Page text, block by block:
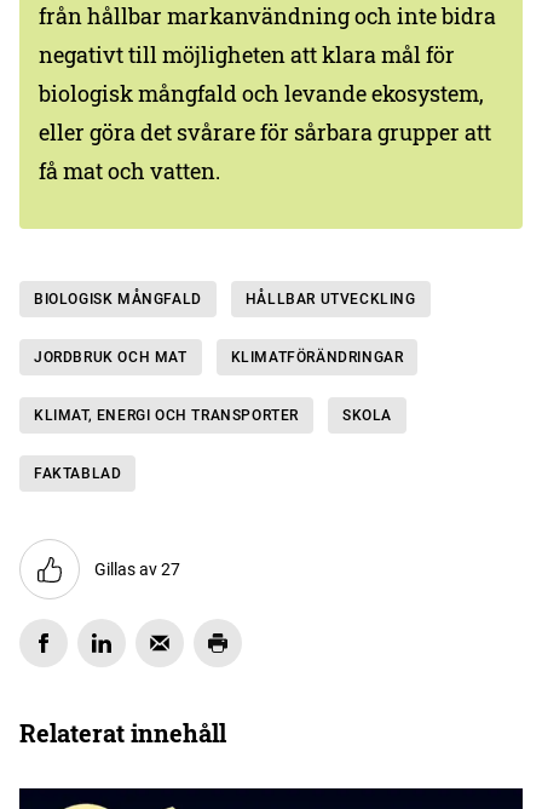
från hållbar markanvändning och inte bidra
negativt till möjligheten att klara mål för
biologisk mångfald och levande ekosystem,
eller göra det svårare för sårbara grupper att
få mat och vatten.
BIOLOGISK MÅNGFALD HÅLLBAR UTVECKLING
JORDBRUK OCH MAT KLIMAT­FÖRÄNDRINGAR
KLIMAT, ENERGI OCH TRANSPORTER SKOLA
FAKTABLAD
Gillas av 27
Relaterat innehåll